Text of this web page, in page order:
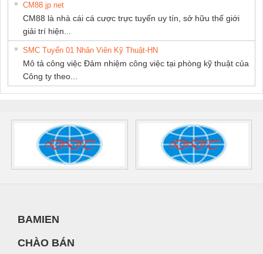
CM88 jp net
CM88 là nhà cái cá cược trực tuyến uy tín, sở hữu thế giới
giải trí hiện...
SMC Tuyển 01 Nhân Viên Kỹ Thuật-HN
Mô tả công việc Đảm nhiệm công việc tại phòng kỹ thuật của
Công ty theo...
BAMIEN
CHÀO BÁN